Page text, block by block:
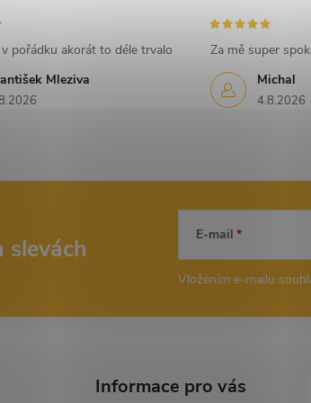
Mleziva
pořádku akorát to déle trvalo
Michal
4.8.2026
Za mě super
slevách E-mail
Vložením e-mailu
Informace pro vás